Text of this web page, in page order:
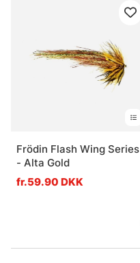
Frödin Flash Wing Series
- Alta Gold
fr.59.90 DKK